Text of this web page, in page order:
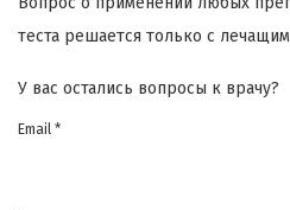
теста решается только с
У вас остались вопросы к врачу?
Email *